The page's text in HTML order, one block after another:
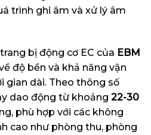
trình ghi âm và xử lý âm
bị động cơ EC của EBM
độ bền và khả năng vận
gian dài. Theo thông số
dao động từ khoảng 22-30
phù hợp với các không
cao như phòng thu, phòng